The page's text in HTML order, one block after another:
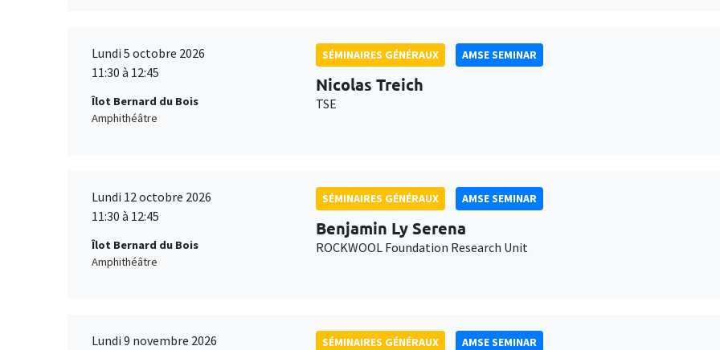
Lundi 5 octobre 2026
11:30 à 12:45
Îlot Bernard du Bois
Amphithéâtre
SÉMINAIRES GÉNÉRAUX AMSE SEMINAR
Nicolas Treich
TSE
Lundi 12 octobre 2026
11:30 à 12:45
Îlot Bernard du Bois
Amphithéâtre
SÉMINAIRES GÉNÉRAUX AMSE SEMINAR
Benjamin Ly Serena
ROCKWOOL Foundation Research Unit
Lundi 9 novembre 2026
SÉMINAIRES GÉNÉRAUX AMSE SEMINAR